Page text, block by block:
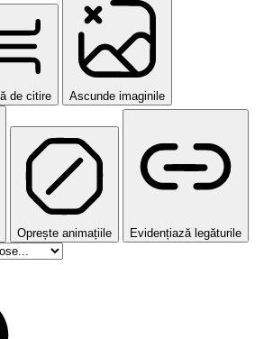
de citire Ascunde imaginile
Oprește animațiile Evidențiază legăturile